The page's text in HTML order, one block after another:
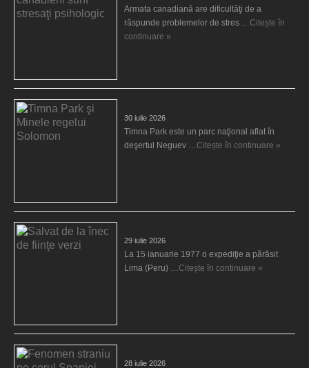
Armata canadiană are dificultăţi de a
răspunde problemelor de stres …Citește în
continuare »
30 iulie 2026
Timna Park este un parc naţional aflat în
deşertul Neguev …Citește în continuare »
29 iulie 2026
La 15 ianuarie 1977 o expediţie a părăsit
Lima (Peru) …Citește în continuare »
28 iulie 2026